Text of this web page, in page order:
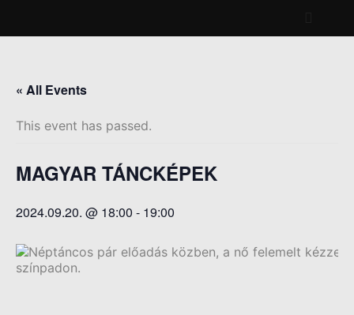
Főmenü
« All Events
This event has passed.
MAGYAR TÁNCKÉPEK
2024.09.20. @ 18:00 - 19:00